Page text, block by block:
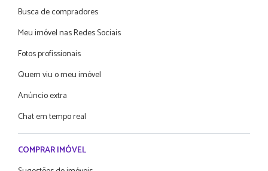
Busca de compradores
Meu imóvel nas Redes Sociais
Fotos profissionais
Quem viu o meu imóvel
Anúncio extra
Chat em tempo real
COMPRAR IMÓVEL